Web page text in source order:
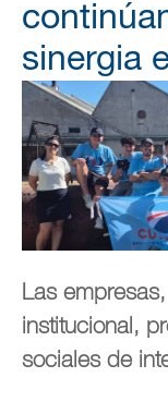
sinergia
Las
institucional,
sociales de